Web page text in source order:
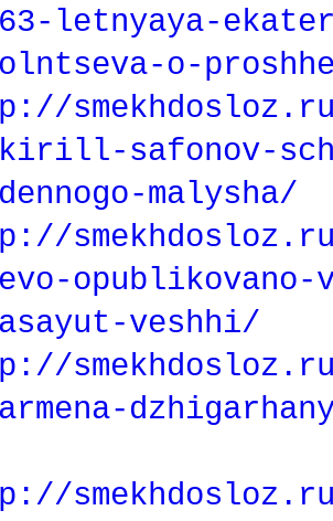
letnyaya-
o-
safonov-
malysha/
veshhi/